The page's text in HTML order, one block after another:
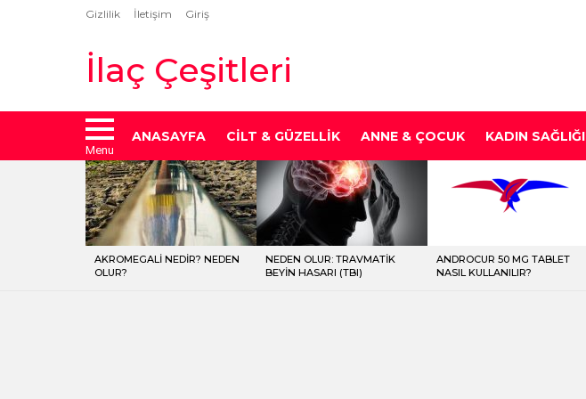
Gizlilik İletişim Giriş
İlaç Çeşitleri
Menu
ANASAYFA CILT & GÜZELLIK ANNE & ÇOCUK KADIN SAĞLIĞI
LATEST
STORIES
AKROMEGALI NEDIR? NEDEN
OLUR?
NEDEN OLUR: TRAVMATIK
BEYIN HASARI (TBI)
ANDROCUR 50 MG TABLET
NASIL KULLANILIR?